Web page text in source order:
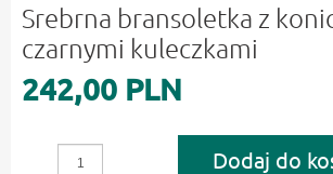
Srebrna bransoletka z
czarnymi kuleczkami
242,00 PLN
Dodaj do